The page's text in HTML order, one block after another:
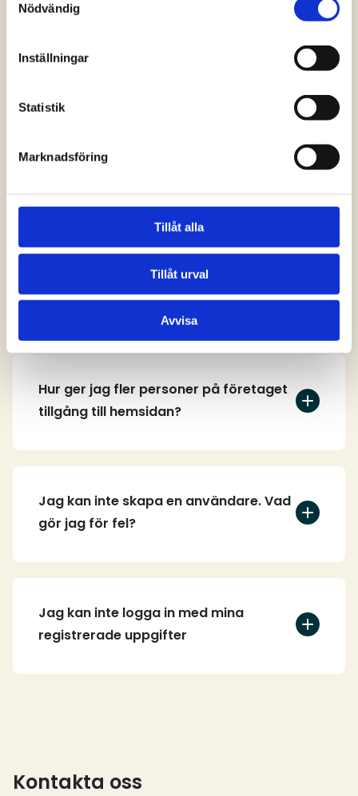
Nödvändig
Inställningar
Statistik
Marknadsföring
Tillåt alla
Tillåt urval
Avvisa
Vanliga frågor och
hemsidan?
Hur skapar jag ett användarkonto?
Hur ger jag fler personer på företaget
tillgång till hemsidan?
Jag kan inte skapa en användare. Vad
gör jag för fel?
Jag kan inte logga in med mina
registrerade uppgifter
Kontakta oss